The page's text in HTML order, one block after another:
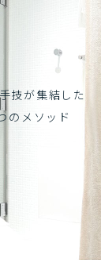
技が集結した
のメソッド